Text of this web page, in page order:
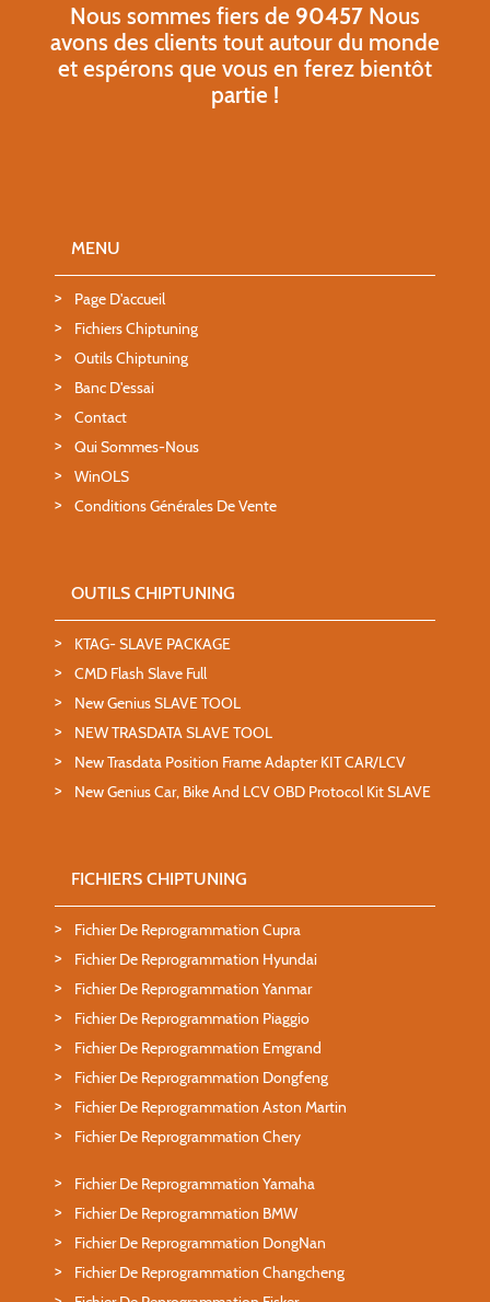
Nous sommes fiers de 90457Nous
avons des clients tout autour du monde
et espérons que vous en ferez bientôt
partie !
MENU
Page D'accueil
Fichiers Chiptuning
Outils Chiptuning
Banc D'essai
Contact
Qui Sommes-Nous
WinOLS
Conditions Générales De Vente
OUTILS CHIPTUNING
KTAG- SLAVE PACKAGE
CMD Flash Slave Full
New Genius SLAVE TOOL
NEW TRASDATA SLAVE TOOL
New Trasdata Position Frame Adapter KIT CAR/LCV
New Genius Car, Bike And LCV OBD Protocol Kit SLAVE
FICHIERS CHIPTUNING
Fichier De Reprogrammation Cupra
Fichier De Reprogrammation Hyundai
Fichier De Reprogrammation Yanmar
Fichier De Reprogrammation Piaggio
Fichier De Reprogrammation Emgrand
Fichier De Reprogrammation Dongfeng
Fichier De Reprogrammation Aston Martin
Fichier De Reprogrammation Chery
Fichier De Reprogrammation Yamaha
Fichier De Reprogrammation BMW
Fichier De Reprogrammation DongNan
Fichier De Reprogrammation Changcheng